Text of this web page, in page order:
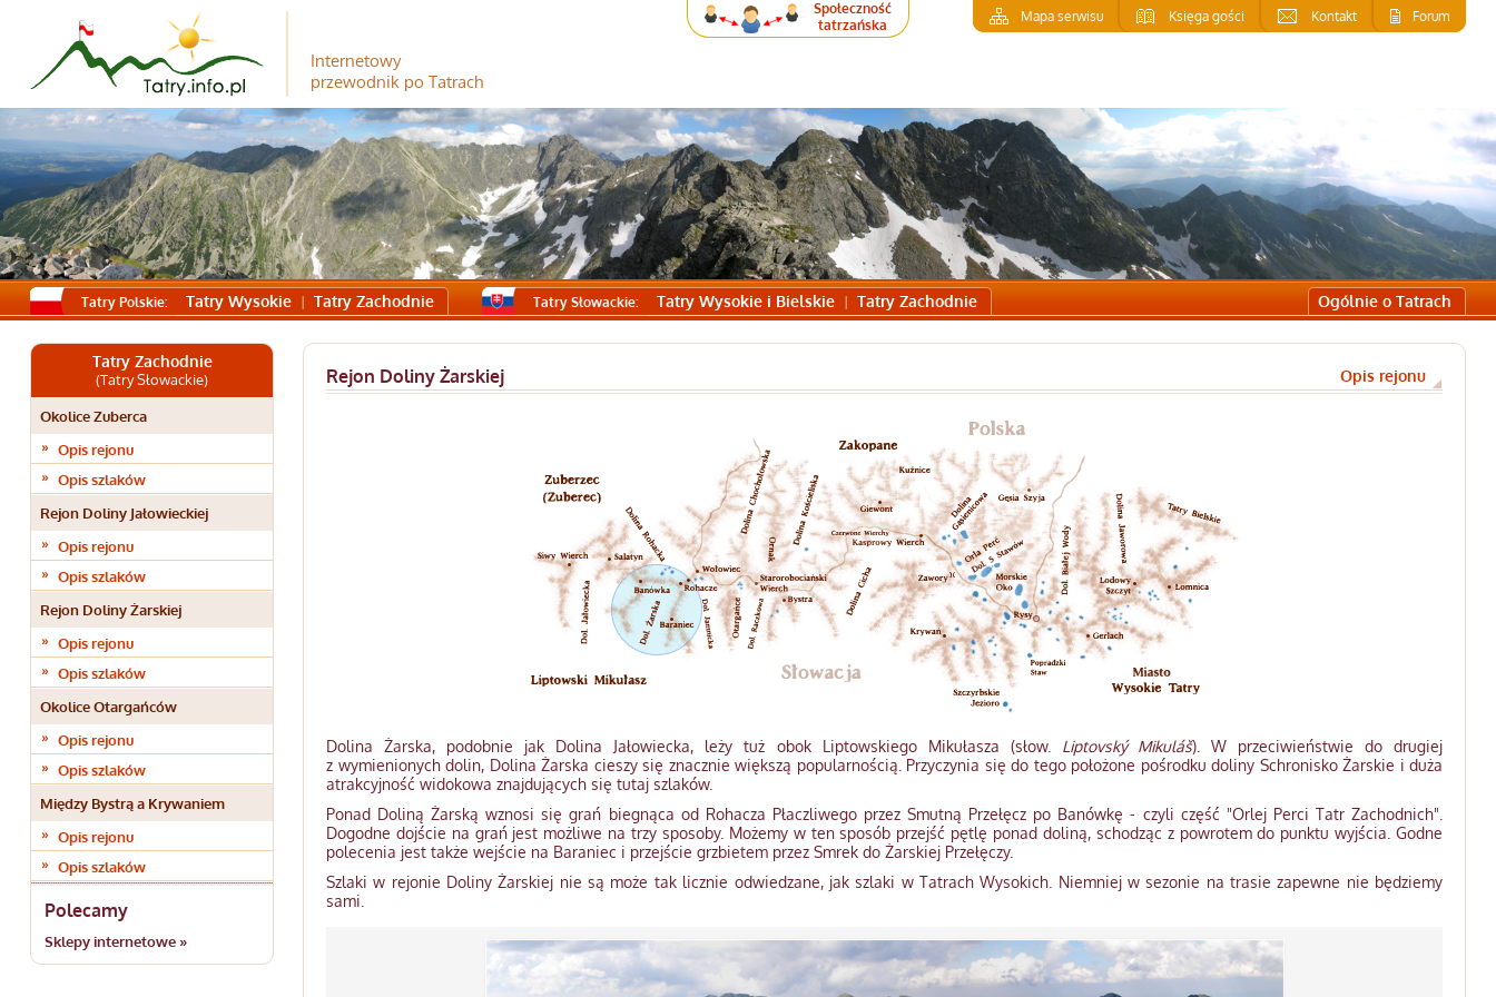
Internetowy
przewodnik po Tatrach
Społeczność
tatrzańska
Mapa serwisu Księga gości Kontakt Forum
Tatry Polskie: Tatry Wysokie Tatry Zachodnie Tatry Słowackie: Tatry Wysokie i Bielskie Tatry Zachodnie Ogólnie o Tatrach
Tatry Zachodnie
(Tatry Słowackie)
Okolice Zuberca
Opis rejonu
Opis szlaków
Rejon Doliny Jałowieckiej
Opis rejonu
Opis szlaków
Rejon Doliny Żarskiej
Opis rejonu
Opis szlaków
Okolice Otargańców
Opis rejonu
Opis szlaków
Między Bystrą a Krywaniem
Opis rejonu
Opis szlaków
Polecamy
Sklepy internetowe »
Rejon Doliny Żarskiej Opis rejonu
Dolina Żarska, podobnie jak Dolina Jałowiecka, leży tuż obok Liptowskiego Mikułasza (słow. Liptovský Mikuláš). W przeciwieństwie do drugiej
z wymienionych dolin, Dolina Żarska cieszy się znacznie większą popularnością. Przyczynia się do tego położone pośrodku doliny Schronisko Żarskie i duża
atrakcyjność widokowa znajdujących się tutaj szlaków.
Ponad Doliną Żarską wznosi się grań biegnąca od Rohacza Płaczliwego przez Smutną Przełęcz po Banówkę - czyli część "Orlej Perci Tatr Zachodnich".
Dogodne dojście na grań jest możliwe na trzy sposoby. Możemy w ten sposób przejść pętlę ponad doliną, schodząc z powrotem do punktu wyjścia. Godne
polecenia jest także wejście na Baraniec i przejście grzbietem przez Smrek do Żarskiej Przełęczy.
Szlaki w rejonie Doliny Żarskiej nie są może tak licznie odwiedzane, jak szlaki w Tatrach Wysokich. Niemniej w sezonie na trasie zapewne nie będziemy
sami.